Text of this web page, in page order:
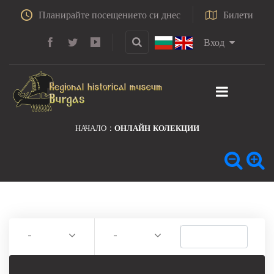
Планирайте посещението си днес Билети
Вход
НАЧАЛО ОНЛАЙН КОЛЕКЦИИ
- -